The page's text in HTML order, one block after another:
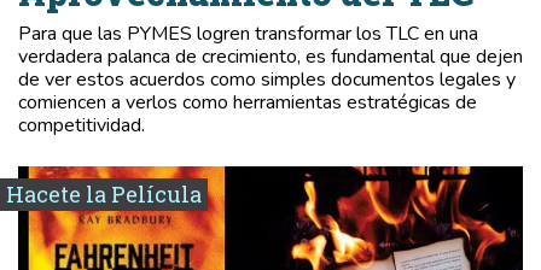
Para que las PYMES logren transformar los TLC en una
verdadera palanca de crecimiento, es fundamental que dejen
de ver estos acuerdos como simples documentos legales y
comiencen a verlos como herramientas estratégicas de
competitividad.
Hacete la Película